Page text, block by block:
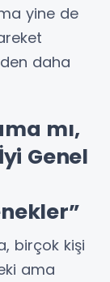
yine de
daha
mı,
Genel
birçok kişi
ama